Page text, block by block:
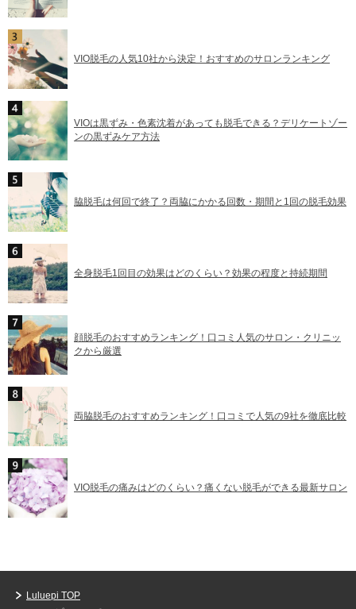
VIO脱毛の人気10社から決定！おすすめのサロンランキング
VIOは黒ずみ・色素沈着があっても脱毛できる？デリケートゾー
ンの黒ずみケア方法
脇脱毛は何回で終了？両脇にかかる回数・期間と1回の脱毛効果
全身脱毛1回目の効果はどのくらい？効果の程度と持続期間
顔脱毛のおすすめランキング！口コミ人気のサロン・クリニッ
クから厳選
両脇脱毛のおすすめランキング！口コミで人気の9社を徹底比較
VIO脱毛の痛みはどのくらい？痛くない脱毛ができる最新サロン
Luluepi TOP